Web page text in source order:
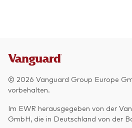
© 2026 Vanguard Group Europe
vorbehalten.
Im EWR herausgegeben von der
GmbH, die in Deutschland von der